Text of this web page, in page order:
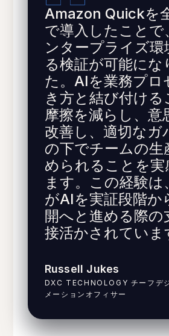
Amazon Quickを
で導入したことで
ンタープライズ環
る検証が可能にな
た。AIを業務プロ
き方と結び付ける
摩擦を減らし、意
改善し、適切なガ
の下でチームの生
められることを実
ます。この経験は
がAIを実証段階か
開へと進める際の
接活かされていま
Russell Jukes
DXC TECHNOLOGY チーフデ
メーションオフィサー